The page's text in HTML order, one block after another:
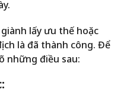
lấy ưu thế hoặc
là đã thành công. Để
những điều sau: